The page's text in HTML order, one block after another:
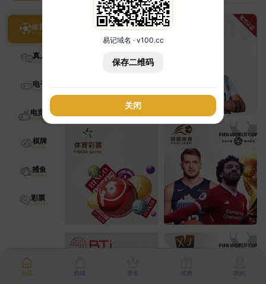
体育
真人
电子
电竞
棋牌
捕鱼
彩票
首页 商城 资金 优惠 我的
易记域名 · v100.cc
保存二维码
关闭